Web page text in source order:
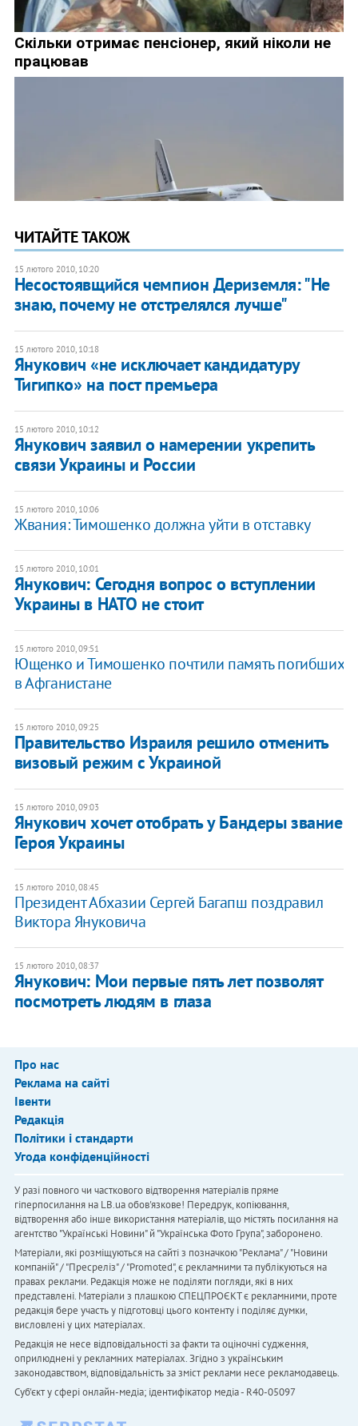
ЧИТАЙТЕ ТАКОЖ
15 лютого 2010, 10:20
Несостоявщийся чемпион Дериземля: "Не
знаю, почему не отстрелялся лучше"
15 лютого 2010, 10:18
Янукович «не исключает кандидатуру
Тигипко» на пост премьера
15 лютого 2010, 10:12
Янукович заявил о намерении укрепить
связи Украины и России
15 лютого 2010, 10:06
Жвания: Тимошенко должна уйти в отставку
15 лютого 2010, 10:01
Янукович: Сегодня вопрос о вступлении
Украины в НАТО не стоит
15 лютого 2010, 09:51
Ющенко и Тимошенко почтили память погибших
в Афганистане
15 лютого 2010, 09:25
Правительство Израиля решило отменить
визовый режим с Украиной
15 лютого 2010, 09:03
Янукович хочет отобрать у Бандеры звание
Героя Украины
15 лютого 2010, 08:45
Президент Абхазии Сергей Багапш поздравил
Виктора Януковича
15 лютого 2010, 08:37
Янукович: Мои первые пять лет позволят
посмотреть людям в глаза
Про нас
Реклама на сайті
Івенти
Редакція
Політики і стандарти
Угода конфіденційності
У разі повного чи часткового відтворення матеріалів пряме
гіперпосилання на LB.ua обов'язкове! Передрук, копіювання,
відтворення або інше використання матеріалів, що містять посилання на
агентство "Українськi Новини" й "Українська Фото Група", заборонено.
Матеріали, які розміщуються на сайті з позначкою "Реклама" / "Новини
компаній" / "Пресреліз" / "Promoted", є рекламними та публікуються на
правах реклами. Редакція може не поділяти погляди, які в них
представлені. Матеріали з плашкою СПЕЦПРОЄКТ є рекламними, проте
редакція бере участь у підготовці цього контенту і поділяє думки,
висловлені у цих матеріалах.
Редакція не несе відповідальності за факти та оціночні судження,
оприлюднені у рекламних матеріалах. Згідно з українським
законодавством, відповідальність за зміст реклами несе рекламодавець.
Cуб'єкт у сфері онлайн-медіа; ідентифікатор медіа - R40-05097